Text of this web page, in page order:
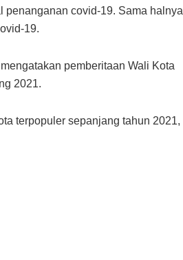
penanganan covid-19. Sama halnya
19.
pemberitaan Wali Kota
2021.
terpopuler sepanjang tahun 2021,